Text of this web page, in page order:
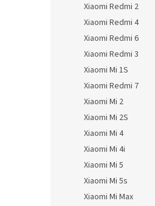
Xiaomi Redmi 2
Xiaomi Redmi 4
Xiaomi Redmi 6
Xiaomi Redmi 3
Xiaomi Mi 1S
Xiaomi Redmi 7
Xiaomi Mi 2
Xiaomi Mi 2S
Xiaomi Mi 4
Xiaomi Mi 4i
Xiaomi Mi 5
Xiaomi Mi 5s
Xiaomi Mi Max